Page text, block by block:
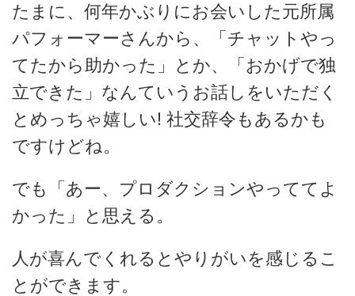
たまに、何年かぶりにお会いした元所属
パフォーマーさんから、「チャットやっ
てたから助かった」とか、「おかげで独
立できた」なんていうお話しをいただく
とめっちゃ嬉しい! 社交辞令もあるかも
ですけどね。
でも「あー、プロダクションやっててよ
かった」と思える。
人が喜んでくれるとやりがいを感じるこ
とができます。